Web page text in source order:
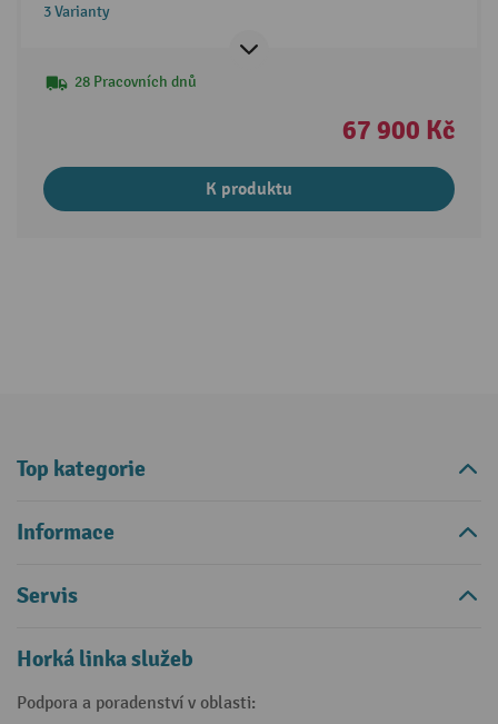
3 Varianty
28 Pracovních dnů
67 900 Kč
K produktu
Top kategorie
Informace
Servis
Horká linka služeb
Podpora a poradenství v oblasti: